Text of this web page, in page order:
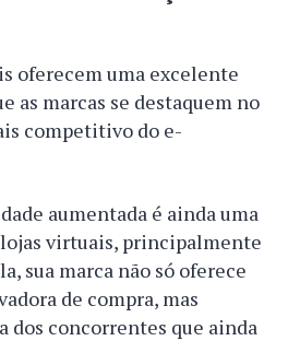
oferecem uma excelente
as marcas se destaquem no
competitivo do e-
aumentada é ainda uma
virtuais, principalmente
sua marca não só oferece
de compra, mas
dos concorrentes que ainda